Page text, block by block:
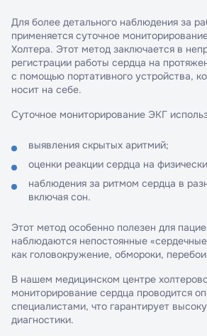
Для более детального наблюдения за
применяется суточное
Холтера. Этот метод заключается в
регистрации работы сердца на
с помощью портативного устройства,
носит на себе.
Суточное мониторирование ЭКГ
выявления скрытых аритмий;
оценки реакции сердца на
наблюдения за ритмом сердца в
включая сон.
Этот метод особенно полезен для
наблюдаются непостоянные
как головокружение, обмороки,
В нашем медицинском центре
мониторирование сердца проводится
специалистами, что гарантирует
диагностики.